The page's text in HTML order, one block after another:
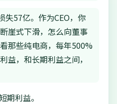
失57亿。作为CEO，你
崖式下滑，怎么向董事
那些纯电商，每年500%
益，和长期利益之间，
期利益。